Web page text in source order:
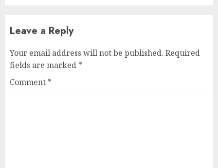
Leave a Reply
Your email address will not be published. Required
fields are marked *
Comment *